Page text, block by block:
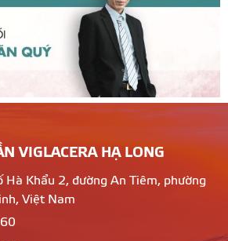
VIGLACERA HẠ LONG
Hà Khẩu 2, đường An Tiêm, phường
Việt Nam